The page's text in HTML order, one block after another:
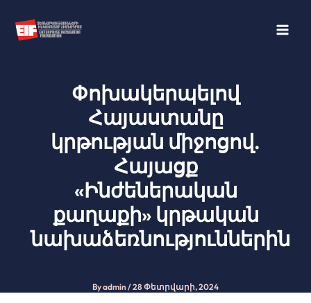
content
Փոխակերպելով
Հայաստանը
կրթության միջոցով.
Հայացք
«Ինժեներական
քաղաքի» կրթական
նախաձեռնություններին
Byadmin /28 Փետրվարի, 2024